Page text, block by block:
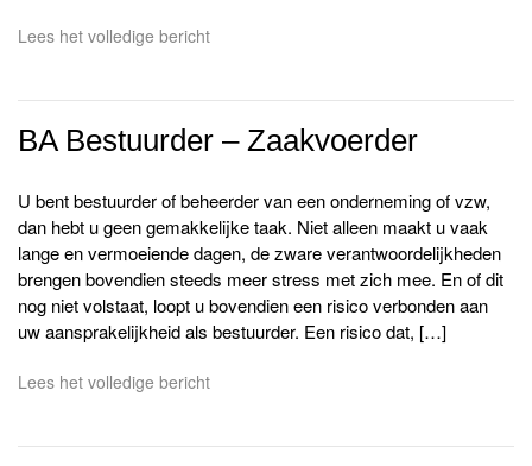
Lees het volledige bericht
BA Bestuurder – Zaakvoerder
U bent bestuurder of beheerder van een onderneming of vzw,
dan hebt u geen gemakkelijke taak. Niet alleen maakt u vaak
lange en vermoeiende dagen, de zware verantwoordelijkheden
brengen bovendien steeds meer stress met zich mee. En of dit
nog niet volstaat, loopt u bovendien een risico verbonden aan
uw aansprakelijkheid als bestuurder. Een risico dat, […]
Lees het volledige bericht